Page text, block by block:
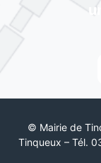
© Mairie de
Tinqueux – Tél.